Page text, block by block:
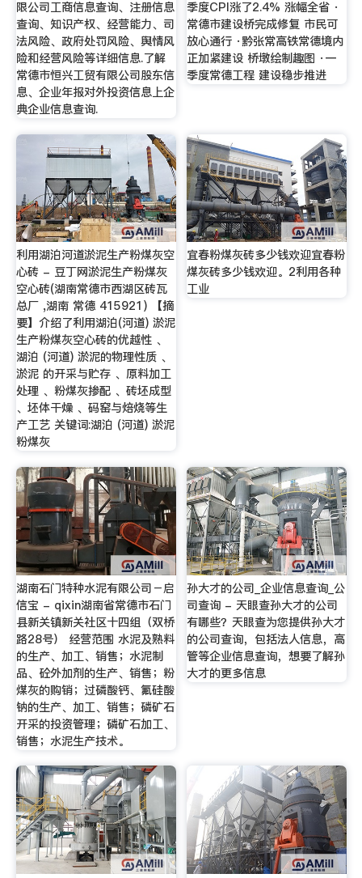
限公司工商信息查询、注册信息
查询、知识产权、经营能力、司
法风险、政府处罚风险、舆情风
险和经营风险等详细信息.了解
常德市恒兴工贸有限公司股东信
息、企业年报对外投资信息上企
典企业信息查询.
季度CPI涨了2.4% 涨幅全省 ·
常德市建设桥完成修复 市民可
放心通行 ·黔张常高铁常德境内
正加紧建设 桥墩绘制趣图 ·一
季度常德工程 建设稳步推进
利用湖泊河道淤泥生产粉煤灰空
心砖 - 豆丁网淤泥生产粉煤灰
空心砖(湖南常德市西湖区砖瓦
总厂 ,湖南 常德 415921) 【摘
要】介绍了利用湖泊(河道) 淤泥
生产粉煤灰空心砖的优越性 、
湖泊 (河道) 淤泥的物理性质 、
淤泥 的开采与贮存 、原料加工
处理 、粉煤灰掺配 、砖坯成型
、坯体干燥 、码窑与焙烧等生
产工艺 关键词:湖泊 (河道) 淤泥
粉煤灰
宜春粉煤灰砖多少钱欢迎宜春粉
煤灰砖多少钱欢迎。2利用各种
工业
湖南石门特种水泥有限公司－启
信宝 - qixin湖南省常德市石门
县新关镇新关社区十四组（双桥
路28号） 经营范围 水泥及熟料
的生产、加工、销售；水泥制
品、砼外加剂的生产、销售；粉
煤灰的购销；过磷酸钙、氟硅酸
钠的生产、加工、销售；磷矿石
开采的投资管理；磷矿石加工、
销售；水泥生产技术。
孙大才的公司_企业信息查询_公
司查询 - 天眼查孙大才的公司
有哪些？天眼查为您提供孙大才
的公司查询，包括法人信息，高
管等企业信息查询，想要了解孙
大才的更多信息